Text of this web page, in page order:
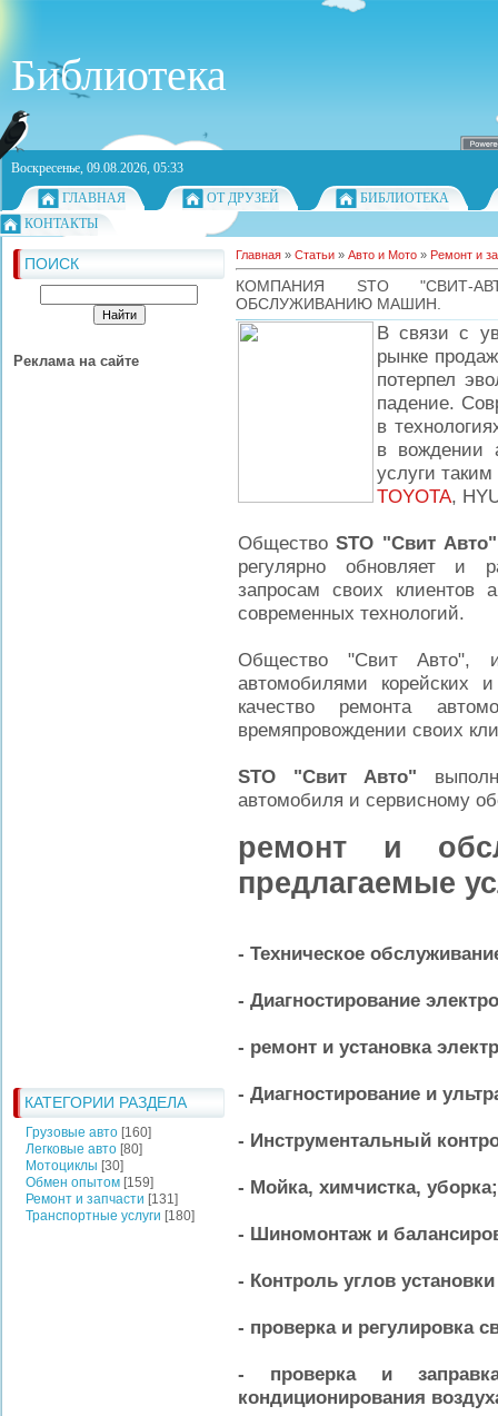
Библиотека
Воскресенье, 09.08.2026, 05:33
ГЛАВНАЯ
ОТ ДРУЗЕЙ
БИБЛИОТЕКА
КОНТАКТЫ
ПОИСК
Реклама на сайте
КАТЕГОРИИ РАЗДЕЛА
Грузовые авто [160]
Легковые авто [80]
Мотоциклы [30]
Обмен опытом [159]
Ремонт и запчасти [131]
Транспортные услуги [180]
Главная » Статьи » Авто и Мото » Ремонт и
КОМПАНИЯ STO "СВИТ-
ОБСЛУЖИВАНИЮ МАШИН.
В связи с
рынке
потерпел
падение.
в
в вождении
услуги
TOYOTA,
ОбществоSTO "Свит Авто"
регулярно обновляет и
запросам своих клиентов
современных технологий.
Общество "Свит Авто",
автомобилями корейских
качество ремонта
времяпровождении своих
STO "Свит Авто"
автомобиля и сервисному
ремонт и
предлагаемые
- Техническое
- Диагностирование
- ремонт и установка
- Диагностирование и
- Инструментальный
- Мойка, химчистка, уборка;
- Шиномонтаж и
- Контроль углов
- проверка и регулировка
- проверка и
кондиционирования